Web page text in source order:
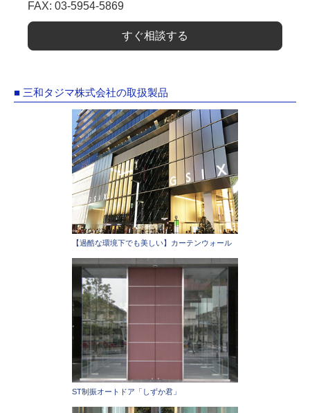
FAX: 03-5954-5869
すぐ相談する
■ 三和タジマ株式会社の取扱製品
【過酷な環境下でも美しい】カーテンウォール
ST制振オートドア「しずか君」